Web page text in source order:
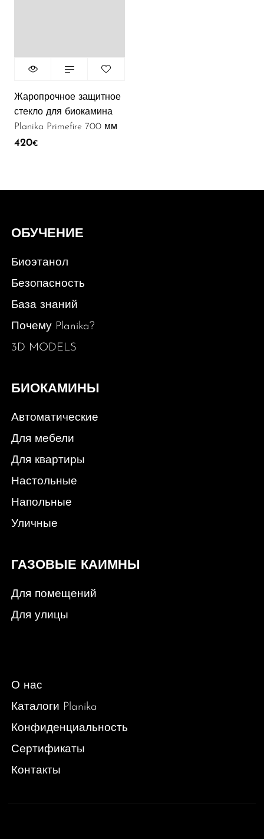
Жаропрочное защитное
стекло для биокамина
Planika Primefire 700 мм
420€
ОБУЧЕНИЕ
Биоэтанол
Безопасность
База знаний
Почему Planika?
3D MODELS
БИОКАМИНЫ
Автоматические
Для мебели
Для квартиры
Настольные
Напольные
Уличные
ГАЗОВЫЕ КАИМНЫ
Для помещений
Для улицы
О нас
Каталоги Planika
Конфиденциальность
Сертификаты
Контакты